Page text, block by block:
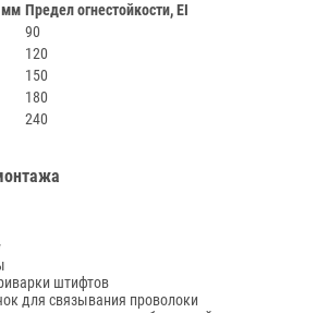
мм Предел огнестойкости, EI
90
120
150
180
240
штифтов
для связывания проволоки